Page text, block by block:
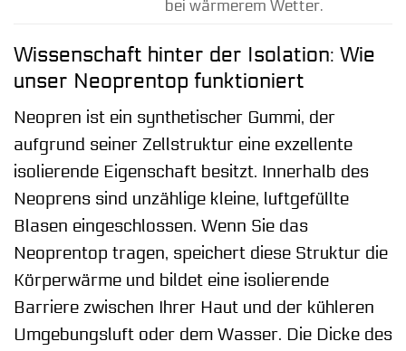
bei wärmerem Wetter.
Wissenschaft hinter der Isolation: Wie
unser Neoprentop funktioniert
Neopren ist ein synthetischer Gummi, der
aufgrund seiner Zellstruktur eine exzellente
isolierende Eigenschaft besitzt. Innerhalb des
Neoprens sind unzählige kleine, luftgefüllte
Blasen eingeschlossen. Wenn Sie das
Neoprentop tragen, speichert diese Struktur die
Körperwärme und bildet eine isolierende
Barriere zwischen Ihrer Haut und der kühleren
Umgebungsluft oder dem Wasser. Die Dicke des